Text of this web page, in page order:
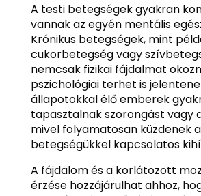
A testi betegségek gyakran
vannak az egyén mentális
Krónikus betegségek, mint
cukorbetegség vagy
nemcsak fizikai fájdalmat
pszichológiai terhet is
állapotokkal élő emberek
tapasztalnak szorongást vagy
mivel folyamatosan küzdenek a
betegségükkel kapcsolatos
A fájdalom és a korlátozott
érzése hozzájárulhat ahhoz,